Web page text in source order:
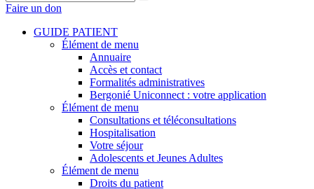
Faire un don
GUIDE PATIENT
Élément de menu
Annuaire
Accès et contact
Formalités administratives
Bergonié Uniconnect : votre application
Élément de menu
Consultations et téléconsultations
Hospitalisation
Votre séjour
Adolescents et Jeunes Adultes
Élément de menu
Droits du patient